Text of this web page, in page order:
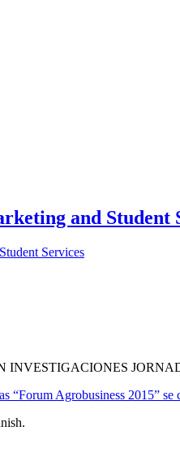
and Student
Services
“Forum Agrobusiness 2015” se